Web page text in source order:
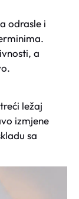
odrasle i
a
ležaj
izmjene
sa